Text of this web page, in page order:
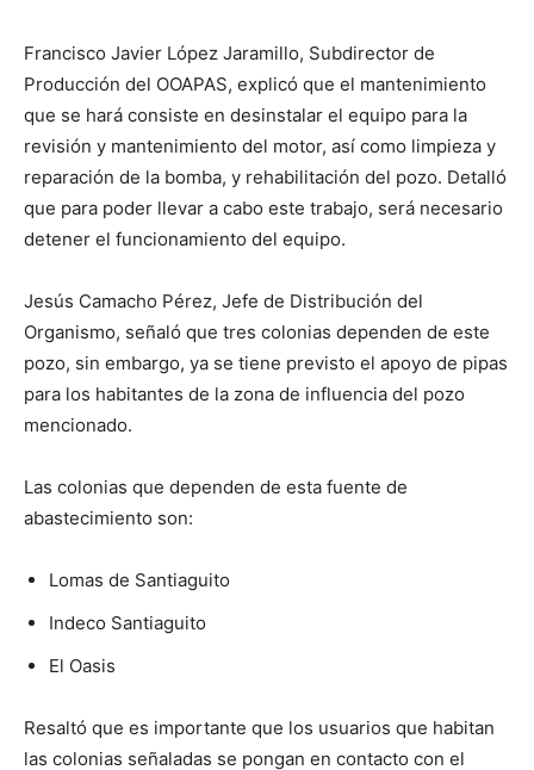
Francisco Javier López Jaramillo, Subdirector de
Producción del OOAPAS, explicó que el mantenimiento
que se hará consiste en desinstalar el equipo para la
revisión y mantenimiento del motor, así como limpieza y
reparación de la bomba, y rehabilitación del pozo. Detalló
que para poder llevar a cabo este trabajo, será necesario
detener el funcionamiento del equipo.
Jesús Camacho Pérez, Jefe de Distribución del
Organismo, señaló que tres colonias dependen de este
pozo, sin embargo, ya se tiene previsto el apoyo de pipas
para los habitantes de la zona de influencia del pozo
mencionado.
Las colonias que dependen de esta fuente de
abastecimiento son:
Lomas de Santiaguito
Indeco Santiaguito
El Oasis
Resaltó que es importante que los usuarios que habitan
las colonias señaladas se pongan en contacto con el